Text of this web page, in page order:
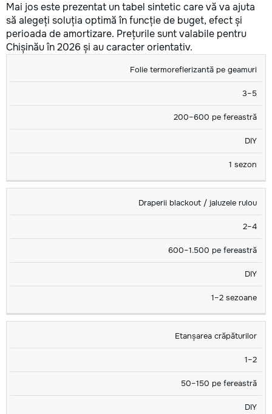
Mai jos este prezentat un tabel sintetic care vă va ajuta
să alegeți soluția optimă în funcție de buget, efect și
perioada de amortizare. Prețurile sunt valabile pentru
Chișinău în 2026 și au caracter orientativ.
TEMP., °C
COST
(LEI)
DIY /
MEȘTER
Folie termoreflerizantă pe geamuri
3–5
200–600 pe fereastră
DIY
1 sezon
Draperii blackout / jaluzele rulou
2–4
600–1.500 pe fereastră
DIY
1–2 sezoane
Etanșarea crăpăturilor
1–2
50–150 pe fereastră
DIY